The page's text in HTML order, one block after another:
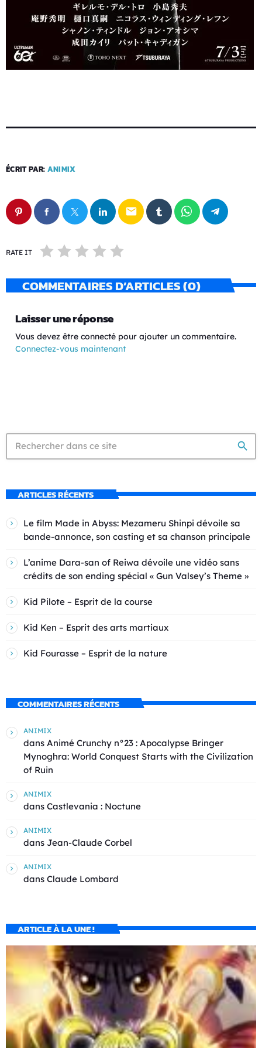
ÉCRIT PAR: ANIMIX
email
RATE IT
COMMENTAIRES D’ARTICLES (0)
Laisser une réponse
Vous devez être connecté pour ajouter un commentaire.
Connectez-vous maintenant
search
ARTICLES RÉCENTS
Le film Made in Abyss: Mezameru Shinpi dévoile sa
bande-annonce, son casting et sa chanson principale
L’anime Dara-san of Reiwa dévoile une vidéo sans
crédits de son ending spécial « Gun Valsey’s Theme »
Kid Pilote – Esprit de la course
Kid Ken – Esprit des arts martiaux
Kid Fourasse – Esprit de la nature
COMMENTAIRES RÉCENTS
ANIMIX
dans Animé Crunchy n°23 : Apocalypse Bringer
Mynoghra: World Conquest Starts with the Civilization
of Ruin
ANIMIX
dans Castlevania : Noctune
ANIMIX
dans Jean-Claude Corbel
ANIMIX
dans Claude Lombard
ARTICLE À LA UNE !